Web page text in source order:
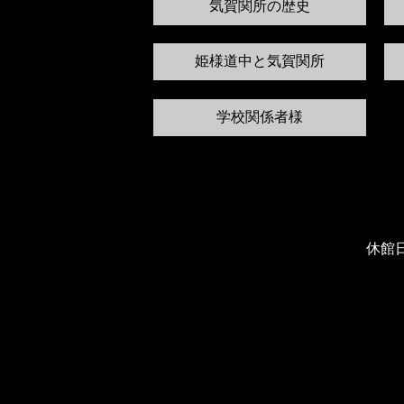
気賀関所の歴史
姫様道中と気賀関所
学校関係者様
休館